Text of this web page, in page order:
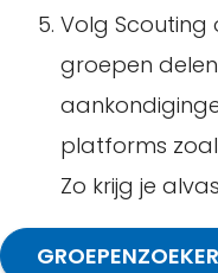
Volg Scouting
groepen
platforms
Zo krijg je
GROEPENZOEKER